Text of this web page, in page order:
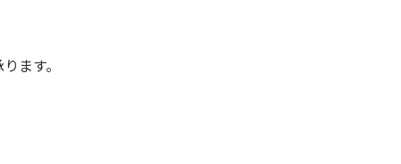
ます。